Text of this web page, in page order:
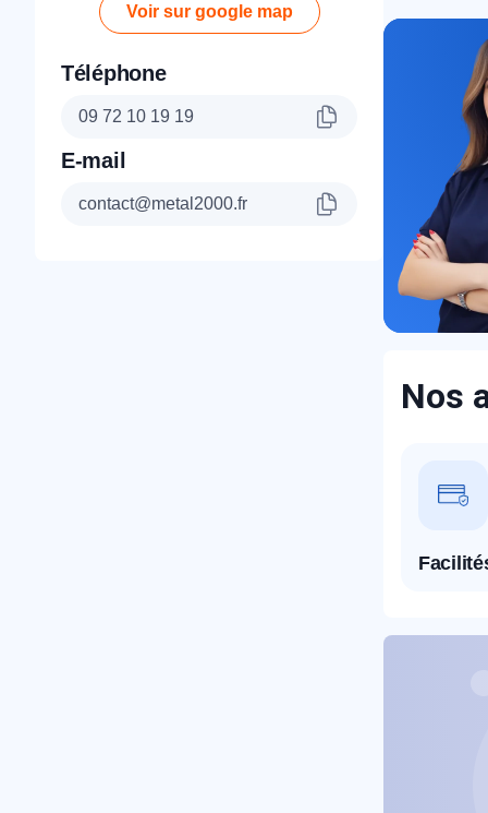
Voir sur google map
Téléphone
09 72 10 19 19
E-mail
contact@metal2000.fr
Nos